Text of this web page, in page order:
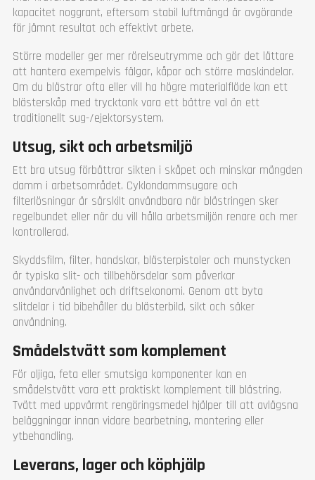
kapacitet noggrant, eftersom stabil luftmängd är avgörande
för jämnt resultat och effektivt arbete.
Större modeller ger mer rörelseutrymme och gör det lättare
att hantera exempelvis fälgar, kåpor och större maskindelar.
Om du blästrar ofta eller vill ha högre materialflöde kan ett
blästerskåp med trycktank vara ett bättre val än ett
traditionellt sug-/ejektorsystem.
Utsug, sikt och arbetsmiljö
Ett bra utsug förbättrar sikten i skåpet och minskar mängden
damm i arbetsområdet. Cyklondammsugare och
filterlösningar är särskilt användbara när blästringen sker
regelbundet eller när du vill hålla arbetsmiljön renare och mer
kontrollerad.
Skyddsfilm, filter, handskar, blästerpistoler och munstycken
är typiska slit- och tillbehörsdelar som påverkar
användarvänlighet och driftsekonomi. Genom att byta
slitdelar i tid bibehåller du blästerbild, sikt och säker
användning.
Smådelstvätt som komplement
För oljiga, feta eller smutsiga komponenter kan en
smådelstvätt vara ett praktiskt komplement till blästring.
Tvätt med uppvärmt rengöringsmedel hjälper till att avlägsna
beläggningar innan vidare bearbetning, montering eller
ytbehandling.
Leverans, lager och köphjälp